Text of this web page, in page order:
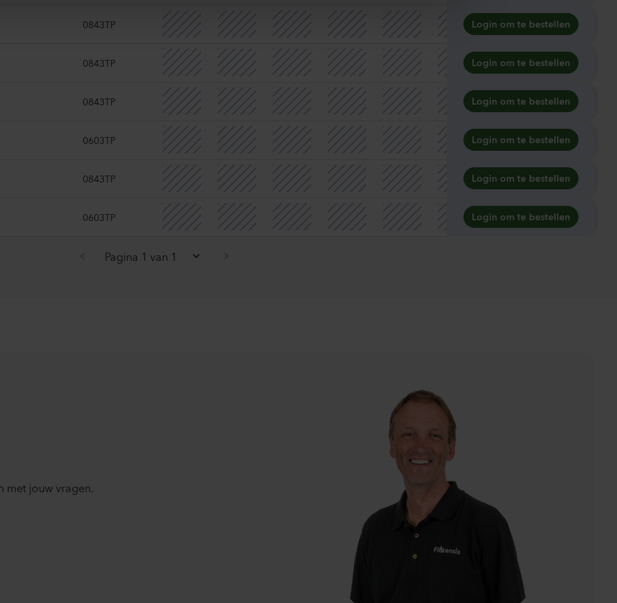
0843TP Login om te bestellen
0843TP Login om te bestellen
0843TP Login om te bestellen
0603TP Login om te bestellen
0843TP Login om te bestellen
0603TP Login om te bestellen
Pagina 1 van 1
met jouw vragen.